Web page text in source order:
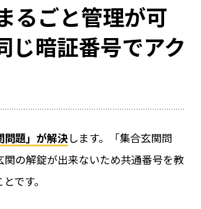
るごと管理が可
じ暗証番号でアク
問題」が解決します。「集合玄関問
の解錠が出来ないため共通番号を教
です。
取付工事
施工パートナー 一覧
カスタマーサポート